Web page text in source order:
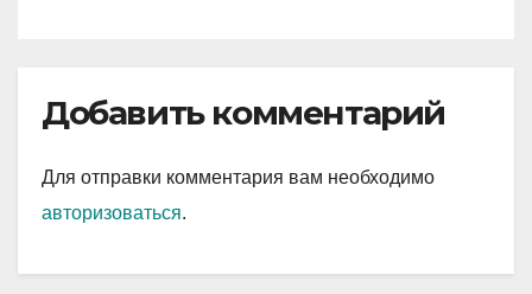
Добавить комментарий
Для отправки комментария вам необходимо
авторизоваться.